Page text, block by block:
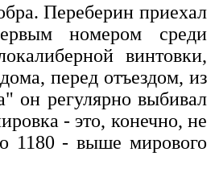
Переберин приехал
номером среди
винтовки,
перед отъездом, из
он регулярно выбивал
- это, конечно, не
1180 - выше мирового